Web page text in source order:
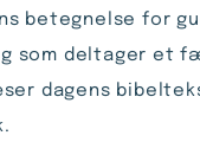
betegnelse for
som deltager
dagens